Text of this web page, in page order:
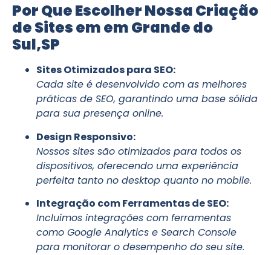
Por Que Escolher Nossa Criação
de Sites em em Grande do
Sul,SP
Sites Otimizados para SEO:
Cada site é desenvolvido com as melhores
práticas de SEO, garantindo uma base sólida
para sua presença online.
Design Responsivo:
Nossos sites são otimizados para todos os
dispositivos, oferecendo uma experiência
perfeita tanto no desktop quanto no mobile.
Integração com Ferramentas de SEO:
Incluímos integrações com ferramentas
como Google Analytics e Search Console
para monitorar o desempenho do seu site.